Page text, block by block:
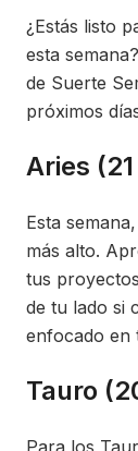
¿Estás listo
esta
de Suerte
próximos
Aries
Esta
más alto.
tus
de tu lado si
enfocado en
Tauro
Para los